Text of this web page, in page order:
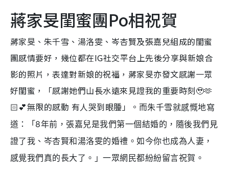
蔣家旻閨蜜團Po相祝賀
蔣家旻、朱千雪、湯洛雯、岑杏賢及張嘉兒組成的閨蜜
團感情要好，幾位都在IG社交平台上先後分享與新娘合
影的照片，表達對新娘的祝福，蔣家旻亦發文感謝一眾
好閨蜜，「感謝她們山長水遠來見證我的重要時刻🥹🫶
🏻💕無限的感動 有人哭到眼腫」。而朱千雪就感慨地寫
道：「8年前，張嘉兒是我們第一個結婚的，隨後我們見
證了我、岑杏賢和湯洛雯的婚禮。如今你也成為人妻，
感覺我們真的長大了。」一眾網民都紛紛留言祝賀。